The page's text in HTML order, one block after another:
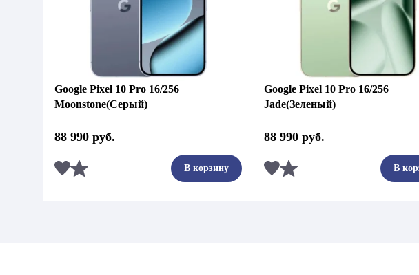
Google Pixel 10 Pro 16/256
Moonstone(Серый)
88 990 руб.
Сравнить В корзину
Google Pixel 10 Pro 16/256
Jade(Зеленый)
88 990 руб.
Сравнить В